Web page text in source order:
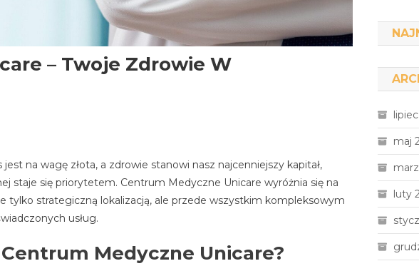
– Twoje Zdrowie W
na wagę złota, a zdrowie stanowi nasz najcenniejszy kapitał,
staje się priorytetem. Centrum Medyczne Unicare wyróżnia się na
tylko strategiczną lokalizacją, ale przede wszystkim kompleksowym
usług.
Medyczne Unicare?
maj
luty